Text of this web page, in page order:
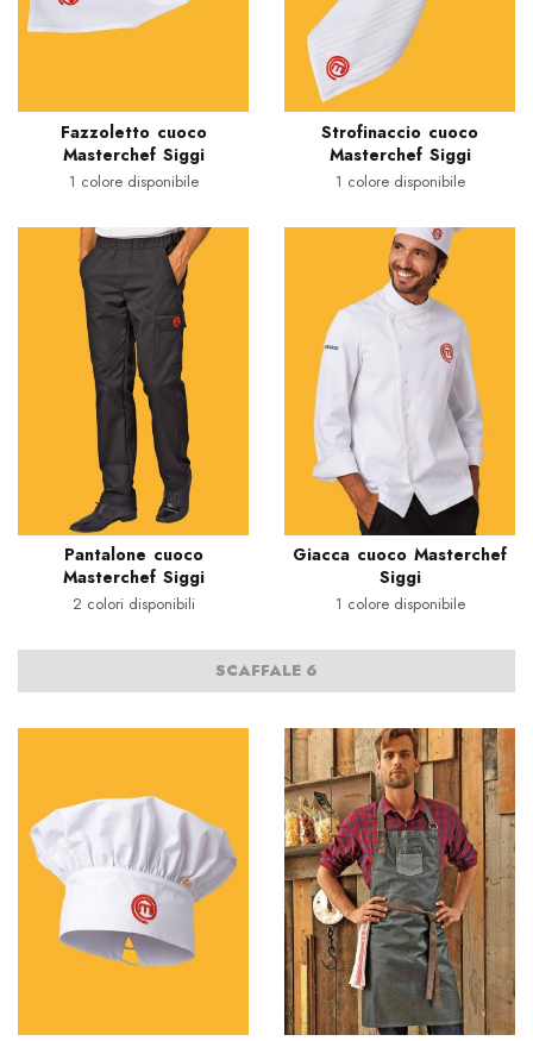
Fazzoletto cuoco
Masterchef Siggi
1 colore disponibile
Strofinaccio cuoco
Masterchef Siggi
1 colore disponibile
Pantalone cuoco
Masterchef Siggi
2 colori disponibili
Giacca cuoco Masterchef
Siggi
1 colore disponibile
SCAFFALE 6